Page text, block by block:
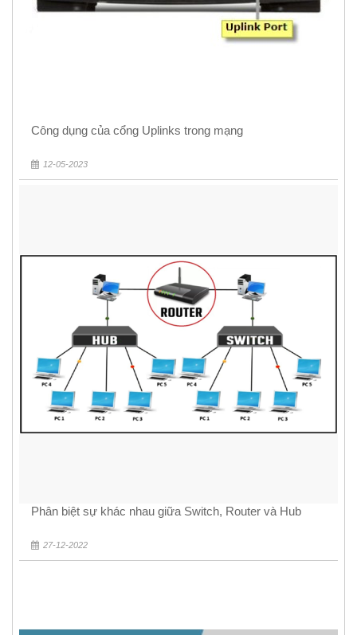
Công dụng của cổng Uplinks trong mạng
12-05-2023
Phân biệt sự khác nhau giữa Switch, Router và Hub
27-12-2022